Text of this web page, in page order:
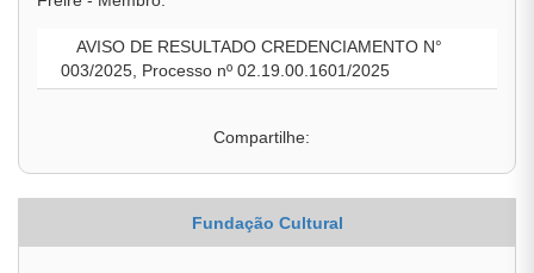
AVISO DE RESULTADO CREDENCIAMENTO N°
003/2025, Processo nº 02.19.00.1601/2025
Compartilhe:
Fundação Cultural